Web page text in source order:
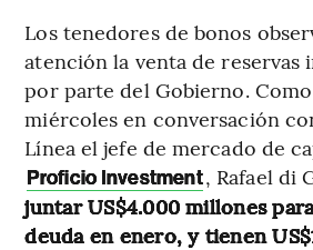
Los tenedores de bonos
atención la venta de reservas
por parte del Gobierno.
miércoles en conversación
Línea el jefe de mercado de
Proficio Investment, Rafael di
juntar US$4.000 millones
deuda en enero, y tienen